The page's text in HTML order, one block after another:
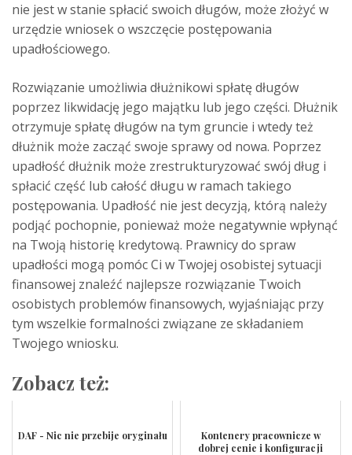
nie jest w stanie spłacić swoich długów, może złożyć w
urzędzie wniosek o wszczęcie postępowania
upadłościowego.
Rozwiązanie umożliwia dłużnikowi spłatę długów
poprzez likwidację jego majątku lub jego części. Dłużnik
otrzymuje spłatę długów na tym gruncie i wtedy też
dłużnik może zacząć swoje sprawy od nowa. Poprzez
upadłość dłużnik może zrestrukturyzować swój dług i
spłacić część lub całość długu w ramach takiego
postępowania. Upadłość nie jest decyzją, którą należy
podjąć pochopnie, ponieważ może negatywnie wpłynąć
na Twoją historię kredytową. Prawnicy do spraw
upadłości mogą pomóc Ci w Twojej osobistej sytuacji
finansowej znaleźć najlepsze rozwiązanie Twoich
osobistych problemów finansowych, wyjaśniając przy
tym wszelkie formalności związane ze składaniem
Twojego wniosku.
Zobacz też:
DAF - Nic nie przebije oryginału
Kontenery pracownicze w
dobrej cenie i konfiguracji